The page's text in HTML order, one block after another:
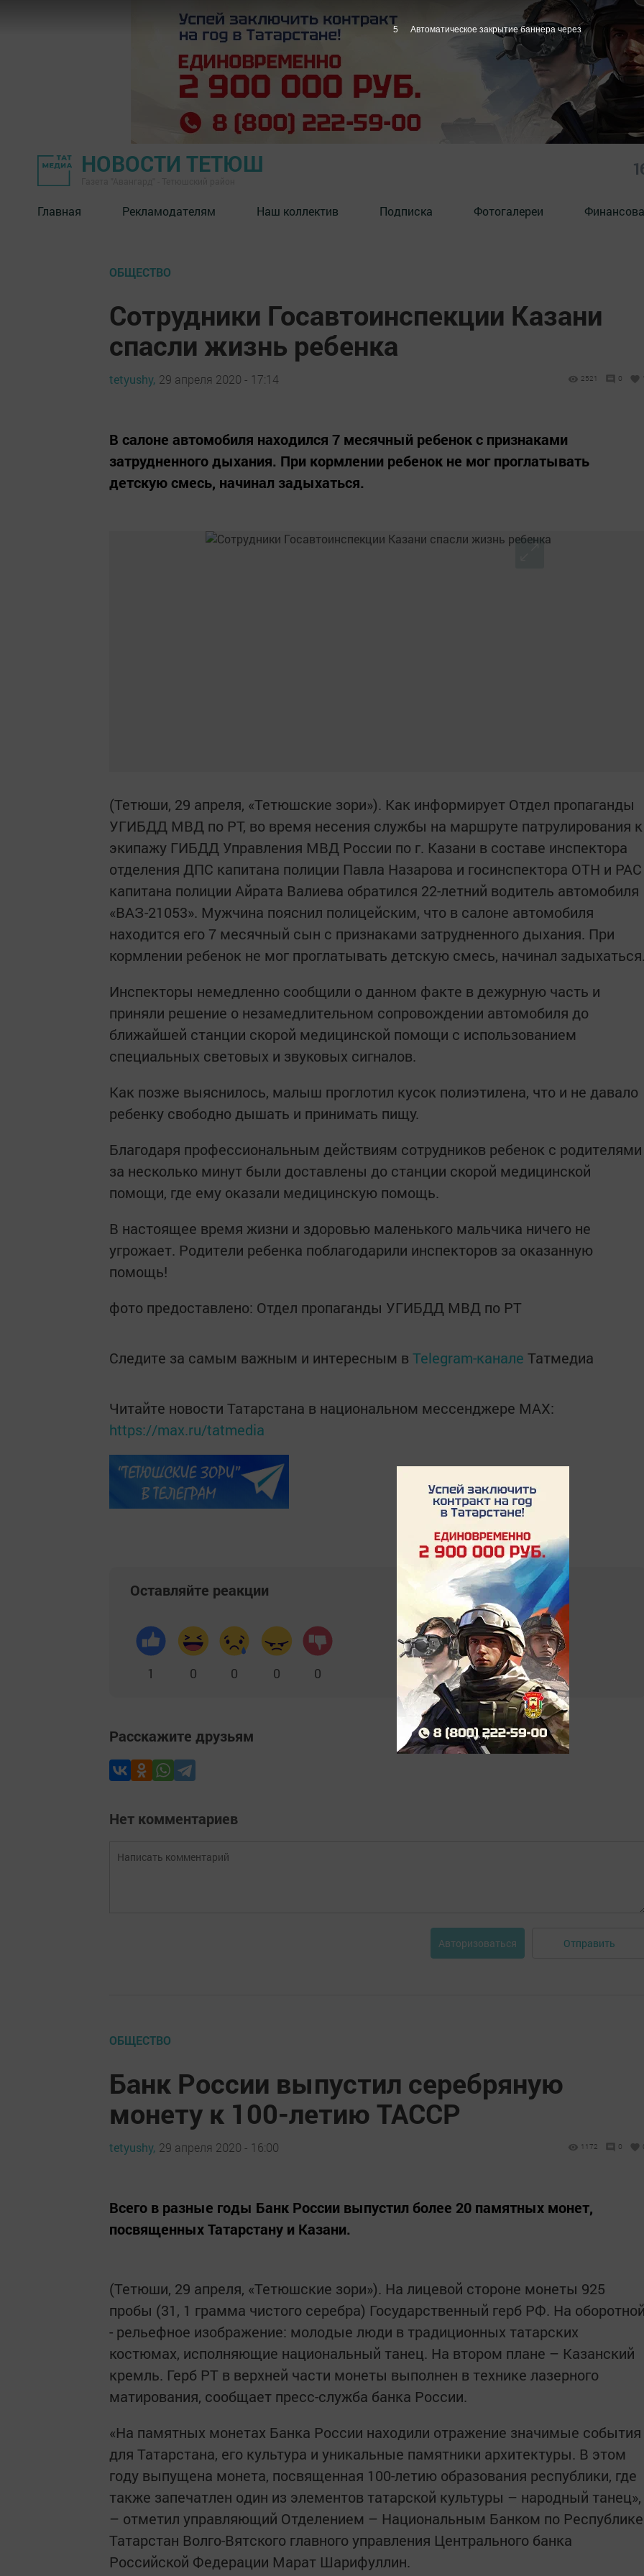
НОВОСТИ ТЕТЮШ
Главная Рекламодателям Наш коллектив Подписка Фотогалереи
ОБЩЕСТВО
Сотрудники Госавтоинспекции Казани
спасли жизнь ребенка
tetyushy, 29 апреля 2020 - 17:14 2521 0
В салоне автомобиля находился 7 месячный ребенок с признаками
затрудненного дыхания. При кормлении ребенок не мог проглатывать
детскую смесь, начинал задыхаться.
(Тетюши, 29 апреля, «Тетюшские зори»). Как информирует Отдел пропаганды
УГИБДД МВД по РТ, во время несения службы на маршруте патрулирования к
экипажу ГИБДД Управления МВД России по г. Казани в составе инспектора
отделения ДПС капитана полиции Павла Назарова и госинспектора ОТН и РАС
капитана полиции Айрата Валиева обратился 22-летний водитель автомобиля
«ВАЗ-21053». Мужчина пояснил полицейским, что в салоне автомобиля
находится его 7 месячный сын с признаками затрудненного дыхания. При
кормлении ребенок не мог проглатывать детскую смесь, начинал
Инспекторы немедленно сообщили о данном факте в дежурную часть и
приняли решение о незамедлительном сопровождении автомобиля до
ближайшей станции скорой медицинской помощи с использованием
специальных световых и звуковых сигналов.
Как позже выяснилось, малыш проглотил кусок полиэтилена, что и не давало
ребенку свободно дышать и принимать пищу.
Благодаря профессиональным действиям сотрудников ребенок с родителями
за несколько минут были доставлены до станции скорой медицинской
помощи, где ему оказали медицинскую помощь.
В настоящее время жизни и здоровью маленького мальчика ничего не
угрожает. Родители ребенка поблагодарили инспекторов за оказанную
помощь!
фото предоставлено: Отдел пропаганды УГИБДД МВД по РТ
Следите за самым важным и интересным в Telegram-канале Татмедиа
Читайте новости Татарстана в национальном мессенджере MАХ:
https://max.ru/tatmedia
Оставляйте реакции
1 0 0 0 0
Расскажите друзьям
Нет комментариев
Авторизоваться Отправить
ОБЩЕСТВО
Банк России выпустил серебряную
монету к 100-летию ТАССР
tetyushy, 29 апреля 2020 - 16:00 1172 0
Всего в разные годы Банк России выпустил более 20 памятных монет,
посвященных Татарстану и Казани.
(Тетюши, 29 апреля, «Тетюшские зори»). На лицевой стороне монеты 925
пробы (31, 1 грамма чистого серебра) Государственный герб РФ. На
- рельефное изображение: молодые люди в традиционных татарских
костюмах, исполняющие национальный танец. На втором плане – Казанский
кремль. Герб РТ в верхней части монеты выполнен в технике лазерного
матирования, сообщает пресс-служба банка России.
«На памятных монетах Банка России находили отражение значимые события
для Татарстана, его культура и уникальные памятники архитектуры. В этом
году выпущена монета, посвященная 100-летию образования республики, где
также запечатлен один из элементов татарской культуры – народный танец»,
– отметил управляющий Отделением – Национальным Банком по Республике
Татарстан Волго-Вятского главного управления Центрального банка
Российской Федерации Марат Шарифуллин.
4 Автоматическое закрытие баннера через